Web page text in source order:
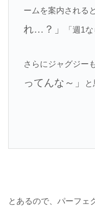
ームを案内されると
れ…？」
「週1
さらにジャグジー
ってんな～」
とあるので、パーフェ